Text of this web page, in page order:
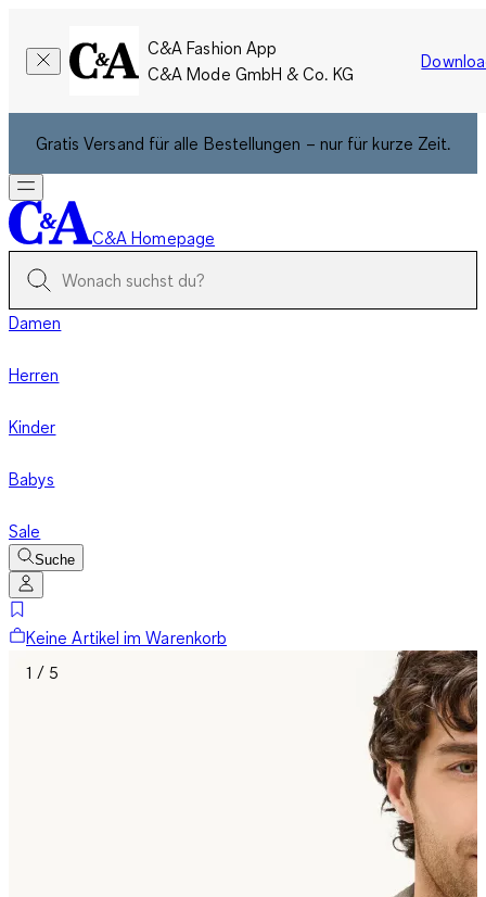
C&A Fashion App
C&A Mode GmbH & Co. KG
Gratis Versand für alle Bestellungen – nur für kurze Zeit.
C&A Homepage
Damen
Herren
Kinder
Babys
Sale
Suche
Keine Artikel im Warenkorb
1 / 5